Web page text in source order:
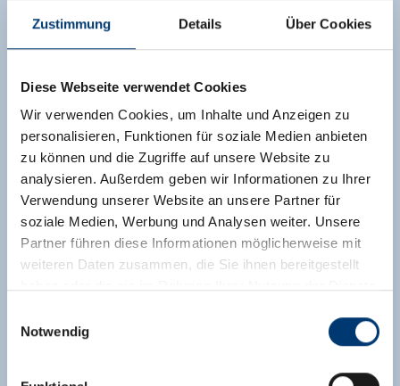
Zustimmung Details Über Cookies
Diese Webseite verwendet Cookies
Wir verwenden Cookies, um Inhalte und Anzeigen zu
personalisieren, Funktionen für soziale Medien anbieten
zu können und die Zugriffe auf unsere Website zu
analysieren. Außerdem geben wir Informationen zu Ihrer
Verwendung unserer Website an unsere Partner für
soziale Medien, Werbung und Analysen weiter. Unsere
Partner führen diese Informationen möglicherweise mit
weiteren Daten zusammen, die Sie ihnen bereitgestellt
Notwendig